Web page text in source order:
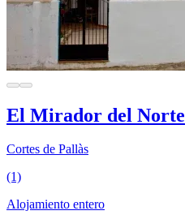
El Mirador del Norte
Cortes de Pallàs
(1)
Alojamiento entero